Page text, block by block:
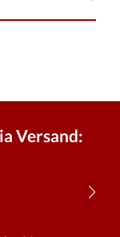
Versand: